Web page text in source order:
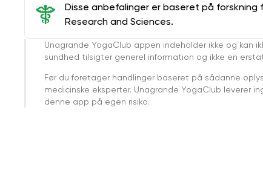
Disse anbefalinger er baseret på
Research and Sciences.
Unagrande YogaClub appen indeholder ikke og kan
sundhed tilsigter generel information og ikke en
Før du foretager handlinger baseret på sådanne
medicinske eksperter. Unagrande YogaClub leverer
denne app på egen risiko.